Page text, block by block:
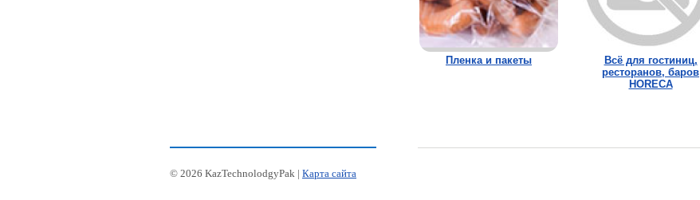
Пленка и пакеты
Всё для гостиниц,
ресторанов, баров
HORECA
© 2026 KazTechnolodgyPak | Карта сайта